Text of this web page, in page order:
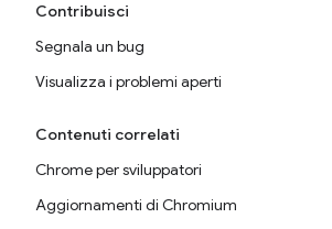
Contribuisci
Segnala un bug
Visualizza i problemi aperti
Contenuti correlati
Chrome per sviluppatori
Aggiornamenti di Chromium